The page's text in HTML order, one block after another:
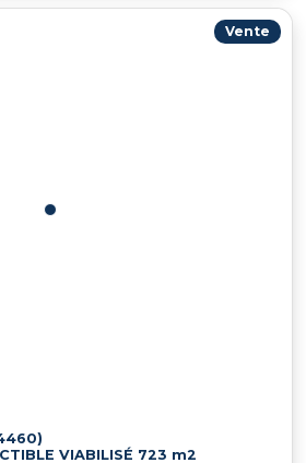
Vente
VIABILISÉ 723 m2